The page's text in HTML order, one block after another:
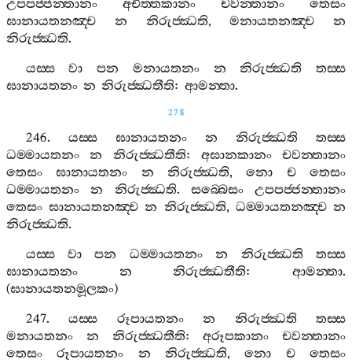
උපපජ‍්ජන‍්තානං
අචිත‍්තකානං චවන‍්තානං
තෙසං
ඝානායතනඤ‍්ච
න නිරුජ‍්ඣති,මනායතනඤ‍්ච
න
නිරුජ‍්ඣති.
යස‍්ස
වා පන මනායතනං න නිරුජ‍්ඣති
තස‍්ස
ඝානායතනං න නිරුජ‍්ඣතීති: ආමන‍්තා.
278
246. යස‍්ස ඝානායතනං න නිරුජ‍්ඣති
තස‍්ස
ධම‍්මායතනං
න නිරුජ‍්ඣතීති: අඝානකානං
චවන‍්තානං
තෙසං
ඝානායතනං න නිරුජ‍්ඣති,නො ච
තෙසං
ධම‍්මායතනං
න නිරුජ‍්ඣති. සබ‍්බෙසං
උපපජ‍්ජන‍්තානං
තෙසං ඝානායතනඤ‍්ච න නිරුජ‍්ඣති, ධම‍්මායතනඤ‍්ච න
නිරුජ‍්ඣති.
යස‍්ස
වා පන ධම‍්මායතනං න නිරුජ‍්ඣති
තස‍්ස
ඝානායතනං
න නිරුජ‍්ඣතීති:ආමන‍්තා.
(ඝානායතනමූලකං)
247.යස‍්ස රූපායතනං න නිරුජ‍්ඣති
තස‍්ස
මනායතනං
න නිරුජ‍්ඣතීති:අරූපකානං
චවන‍්තානං
තෙසං
රූපායතනං න නිරුජ‍්ඣති,නො ච
තෙසං